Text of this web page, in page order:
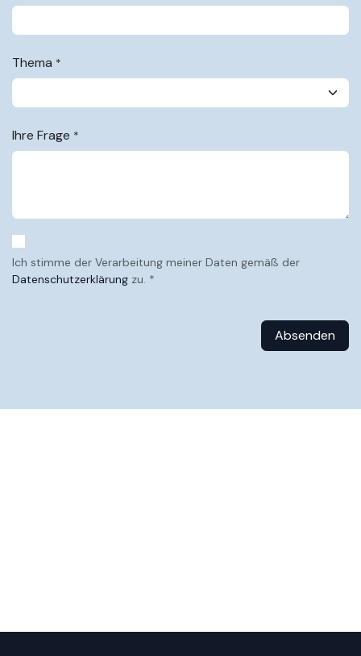
Thema *
Ihre Frage *
Ich stimme der Verarbeitung meiner Daten gemäß der
Datenschutzerklärung zu. *
Absenden